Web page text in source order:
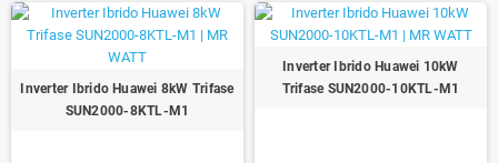
Inverter Ibrido Huawei 8kW Trifase
SUN2000-8KTL-M1
Inverter Ibrido Huawei 10kW
Trifase SUN2000-10KTL-M1